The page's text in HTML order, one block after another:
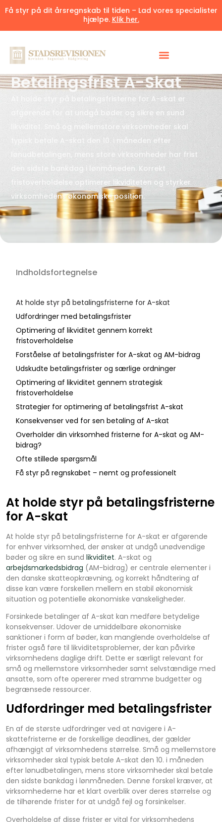
Få styr på dit årsregnskab til tiden – Lad vores specialister
hjælpe. Klik her.
Betalingsfrist A-Skat
At holde styr på betalingsfristerne for A-skat er
afgørende for at undgå bøder og sikre en sund
likviditet. Små og mellemstore virksomheder skal
typisk betale A-skat den 10. i måneden efter
lønudbetalingen, mens store virksomheder har frist
den sidste bankdag i lønmåneden. Korrekt
fristoverholdelse optimerer likviditeten og styrker
virksomhedens økonomiske position.
Indholdsfortegnelse
At holde styr på betalingsfristerne for A-skat
Udfordringer med betalingsfrister
Optimering af likviditet gennem korrekt
fristoverholdelse
Forståelse af betalingsfrister for A-skat og AM-bidrag
Udskudte betalingsfrister og særlige ordninger
Optimering af likviditet gennem strategisk
fristoverholdelse
Strategier for optimering af betalingsfrist A-skat
Konsekvenser ved for sen betaling af A-skat
Overholder din virksomhed fristerne for A-skat og AM-
bidrag?
Ofte stillede spørgsmål
Få styr på regnskabet – nemt og professionelt
At holde styr på betalingsfristerne
for A-skat
At holde styr på betalingsfristerne for A-skat er afgørende
for enhver virksomhed, der ønsker at undgå unødvendige
bøder og sikre en sund likviditet. A-skat og
arbejdsmarkedsbidrag (AM-bidrag) er centrale elementer i
den danske skatteopkrævning, og korrekt håndtering af
disse kan være forskellen mellem en stabil økonomisk
situation og potentielle økonomiske vanskeligheder.
Forsinkede betalinger af A-skat kan medføre betydelige
konsekvenser. Udover de umiddelbare økonomiske
sanktioner i form af bøder, kan manglende overholdelse af
frister også føre til likviditetsproblemer, der kan påvirke
virksomhedens daglige drift. Dette er særligt relevant for
små og mellemstore virksomheder samt selvstændige med
ansatte, som ofte opererer med stramme budgetter og
begrænsede ressourcer.
Udfordringer med betalingsfrister
En af de største udfordringer ved at navigere i A-
skattefristerne er de forskellige deadlines, der gælder
afhængigt af virksomhedens størrelse. Små og mellemstore
virksomheder skal typisk betale A-skat den 10. i måneden
efter lønudbetalingen, mens store virksomheder skal betale
den sidste bankdag i lønmåneden. Denne forskel kræver, at
virksomhederne har et klart overblik over deres størrelse og
de tilhørende frister for at undgå fejl og forsinkelser.
Overholdelse af disse frister er vital for virksomhedens